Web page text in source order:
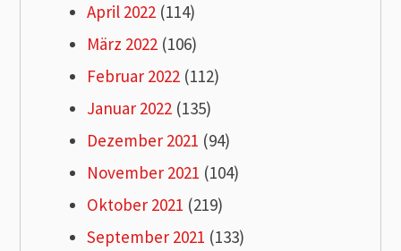
April 2022 (114)
März 2022 (106)
Februar 2022 (112)
Januar 2022 (135)
Dezember 2021 (94)
November 2021 (104)
Oktober 2021 (219)
September 2021 (133)